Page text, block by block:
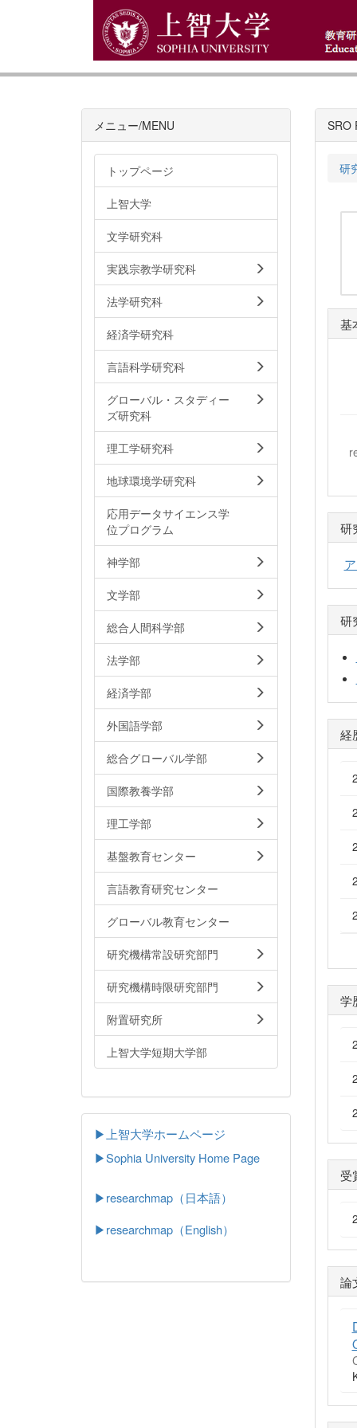
SRO
研
基
研
研
経
学
受
論
メニュー/MENU
トップページ
上智大学
文学研究科
実践宗教学研究科
法学研究科
経済学研究科
言語科学研究科
グローバル・スタディー
ズ研究科
理工学研究科
地球環境学研究科
応用データサイエンス学
位プログラム
神学部
文学部
総合人間科学部
法学部
経済学部
外国語学部
総合グローバル学部
国際教養学部
理工学部
基盤教育センター
言語教育研究センター
グローバル教育センター
研究機構常設研究部門
研究機構時限研究部門
附置研究所
上智大学短期大学部
▶上智大学ホームページ
▶Sophia University Home Page
▶researchmap（日本語）
▶researchmap（English）